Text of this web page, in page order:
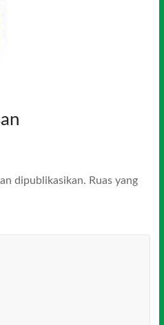
dipublikasikan. Ruas yang